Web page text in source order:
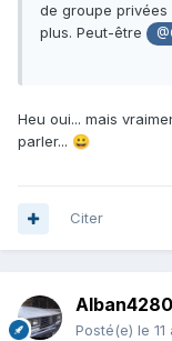
de groupe
plus. Peut-être
Heu oui... mais
parler... 😀
Citer
Posté(e) le